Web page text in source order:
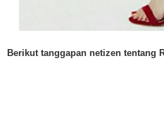
Berikut tanggapan netizen tentang